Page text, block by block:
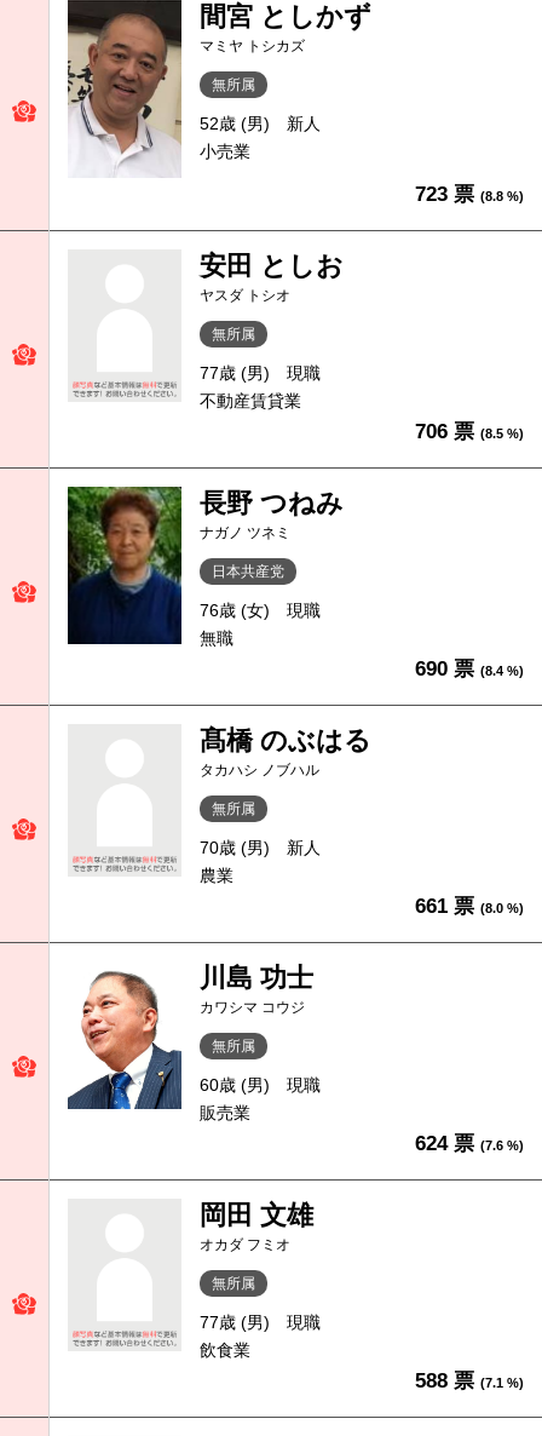
間宮 としかず
マミヤ トシカズ
無所属
52歳 (男)
新人
小売業
723 票 (8.8 %)
安田 としお
ヤスダ トシオ
無所属
77歳 (男)
現職
不動産賃貸業
706 票 (8.5 %)
長野 つねみ
ナガノ ツネミ
日本共産党
76歳 (女)
現職
無職
690 票 (8.4 %)
髙橋 のぶはる
タカハシ ノブハル
無所属
70歳 (男)
新人
農業
661 票 (8.0 %)
川島 功士
カワシマ コウジ
無所属
60歳 (男)
現職
販売業
624 票 (7.6 %)
岡田 文雄
オカダ フミオ
無所属
77歳 (男)
現職
飲食業
588 票 (7.1 %)